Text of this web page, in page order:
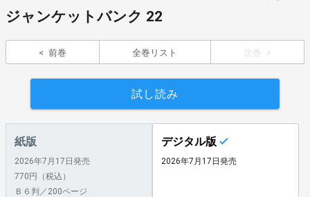
ジャンケットバンク 22
前巻 全巻リスト 次巻
試し読み
紙版
2026年7月17日発売
770円（税込）
Ｂ６判／200ページ
デジタル版
2026年7月17日発売